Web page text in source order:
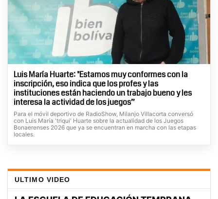
Luis María Huarte: "Estamos muy conformes con la
inscripción, eso indica que los profes y las
instituciones están haciendo un trabajo bueno y les
interesa la actividad de los juegos”
Para el móvil deportivo de RadioShow, Milanjo Villacorta conversó
con Luis María 'triqui' Huarte sobre la actualidad de los Juegos
Bonaerenses 2026 que ya se encuentran en marcha con las etapas
locales.
ULTIMO VIDEO